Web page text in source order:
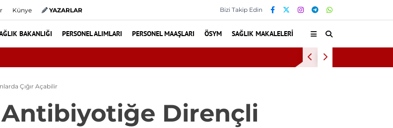
Künye YAZARLAR Bizi Takip Edin
BAKANLIĞI PERSONEL ALIMLARI PERSONEL MAAŞLARI ÖSYM SAĞLIK MAKALELERI
oksijen tedavisinden yararlandı Diş eti kanaması
Çığır Açabilir
Antibiyotiğe Dirençli